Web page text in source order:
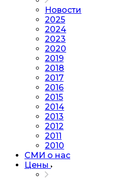
Новости
2025
2024
2023
2020
2019
2018
2017
2016
2015
2014
2013
2012
2011
2010
СМИ о нас
Цены